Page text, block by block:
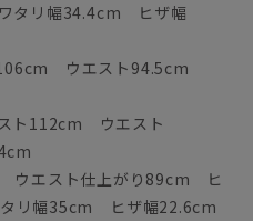
タリ幅34.4cm ヒザ幅
ウエスト94.5cm
ト112cm ウエスト
ウエスト仕上がり89cm ヒ
リ幅35cm ヒザ幅22.6cm